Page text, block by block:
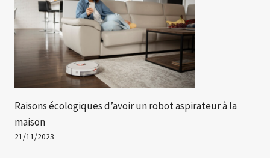
Raisons écologiques d’avoir un robot aspirateur à la
maison
21/11/2023